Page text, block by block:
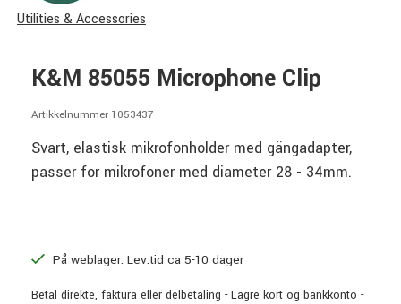
Utilities & Accessories
K&M 85055 Microphone Clip
Artikkelnummer 1053437
Svart, elastisk mikrofonholder med gängadapter,
passer for mikrofoner med diameter 28 - 34mm.
På weblager. Lev.tid ca 5-10 dager
Betal direkte, faktura eller delbetaling - Lagre kort og bankkonto -